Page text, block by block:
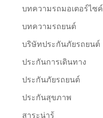
บทความรถมอเตอร์ไซค์
บทความรถยนต์
บริษัทประกันภัยรถยนต์
ประกันการเดินทาง
ประกันภัยรถยนต์
ประกันสุขภาพ
สาระน่ารู้